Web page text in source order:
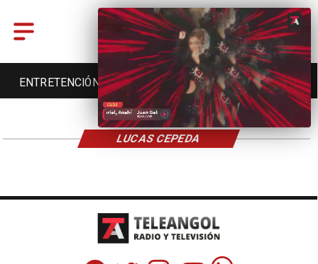
ENTRETENCIÓN DEPORTES CULTURA
LUCAS CEPEDA